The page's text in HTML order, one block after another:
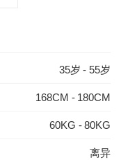
35岁 - 55岁
168CM - 180CM
60KG - 80KG
离异